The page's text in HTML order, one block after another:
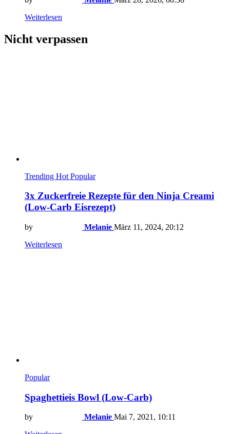
Weiterlesen
Nicht verpassen
Trending Hot Popular
3x Zuckerfreie Rezepte für den Ninja Creami
(Low-Carb Eisrezept)
by Melanie März 11, 2024, 20:12
Weiterlesen
Popular
Spaghettieis Bowl (Low-Carb)
by Melanie Mai 7, 2021, 10:11